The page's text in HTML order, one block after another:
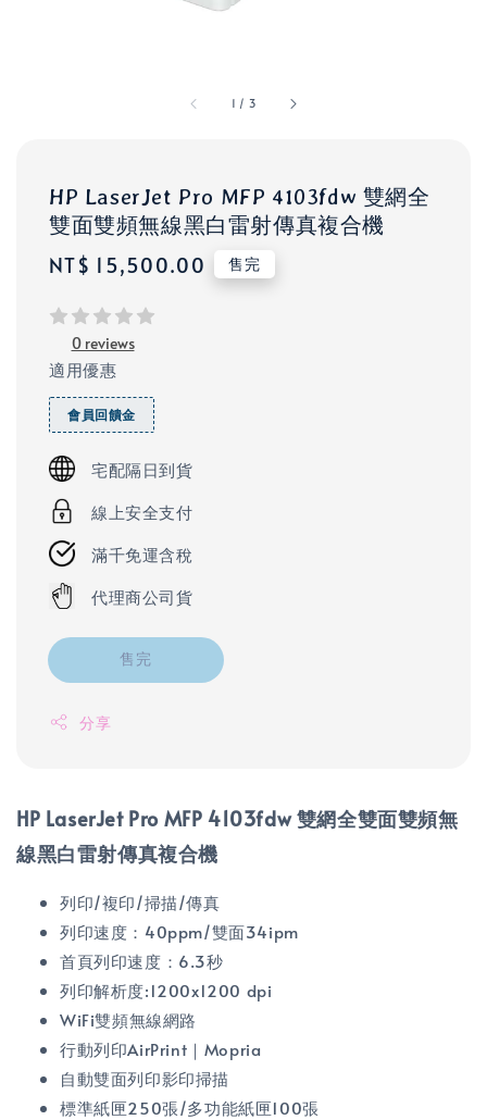
1 / 3
HP LaserJet Pro MFP 4103fdw 雙網全
雙面雙頻無線黑白雷射傳真複合機
Regular
NT$ 15,500.00 售完
0 reviews
適用優惠
會員回饋金
宅配隔日到貨
線上安全支付
滿千免運含稅
代理商公司貨
售完
分享
HP LaserJet Pro MFP 4103fdw 雙網全雙面雙頻無
線黑白雷射傳真複合機
列印/複印/掃描/傳真
列印速度：40ppm/雙面34ipm
首頁列印速度：6.3秒
列印解析度:1200x1200 dpi
WiFi雙頻無線網路
行動列印AirPrint｜Mopria
自動雙面列印影印掃描
標準紙匣250張/多功能紙匣100張